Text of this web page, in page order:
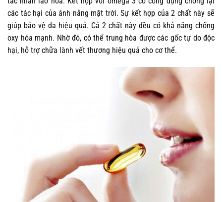
các tác hại của ánh nắng mặt trời. Sự kết hợp của 2 chất này sẽ
giúp bảo vệ da hiệu quả. Cả 2 chất này đều có khả năng chống
oxy hóa mạnh. Nhờ đó, có thể trung hòa được các gốc tự do độc
hại, hỗ trợ chữa lành vết thương hiệu quả cho cơ thể.